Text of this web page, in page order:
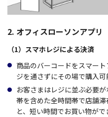
2. オフィスローソンアプリ
（1）スマホレジによる決済
商品のバーコードをスマー
ジを通さずにその場で購入可
お客さまはレジに並ぶ必要
帯を含めた全時間帯で店舗
と、短い時間でお買い物がで